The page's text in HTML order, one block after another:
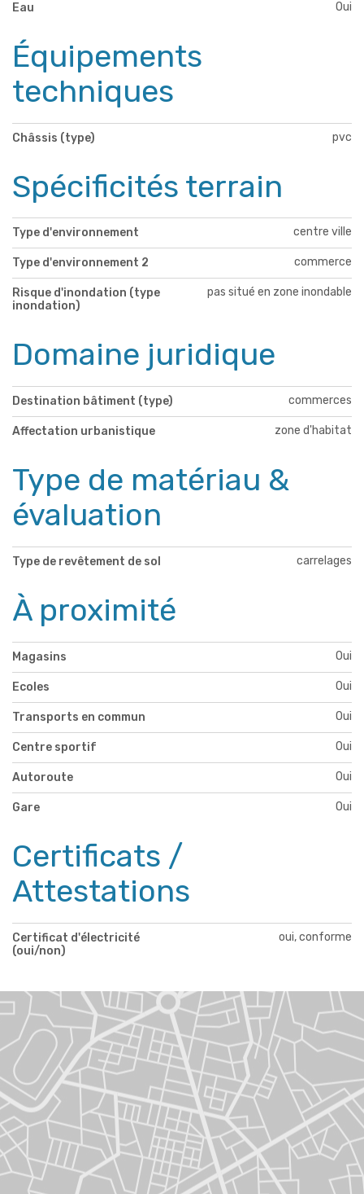
Eau Oui
Équipements
techniques
Châssis (type) pvc
Spécificités terrain
Type d'environnement centre ville
Type d'environnement 2 commerce
Risque d'inondation (type
inondation)
pas situé en zone inondable
Domaine juridique
Destination bâtiment (type) commerces
Affectation urbanistique zone d'habitat
Type de matériau &
évaluation
Type de revêtement de sol carrelages
À proximité
Magasins Oui
Ecoles Oui
Transports en commun Oui
Centre sportif Oui
Autoroute Oui
Gare Oui
Certificats /
Attestations
Certificat d'électricité
(oui/non)
oui, conforme